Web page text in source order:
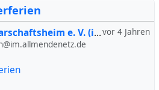
vor 4 Jahren
e. V. (inoffiziell)